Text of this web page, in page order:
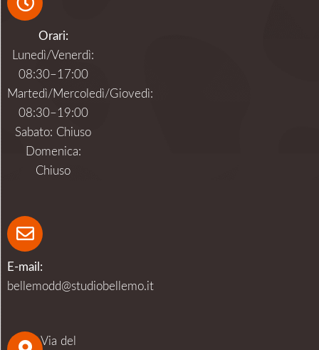
Orari:
Lunedì/Venerdì:
08:30–17:00
Martedì/Mercoledì/Giovedì:
08:30–19:00
Sabato: Chiuso
Domenica:
Chiuso
E-mail:
bellemodd@studiobellemo.it
Via del